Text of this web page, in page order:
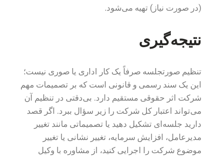
(در صورت نیاز) تهیه می‌شود.
نتیجه‌گیری
تنظیم صورتجلسه صرفاً یک کار اداری یا صوری نیست؛
این یک سند رسمی و قانونی است که بر تصمیمات مهم
شرکت اثر حقوقی مستقیم دارد. بی‌دقتی در تنظیم آن
می‌تواند اعتبار کل شرکت را زیر سؤال ببرد. اگر قصد
دارید جلسه‌ای تشکیل دهید یا تصمیماتی مانند تغییر
مدیرعامل، افزایش سرمایه، تغییر نشانی یا تغییر
موضوع شرکت را اجرایی کنید، از مشاوره با وکیل